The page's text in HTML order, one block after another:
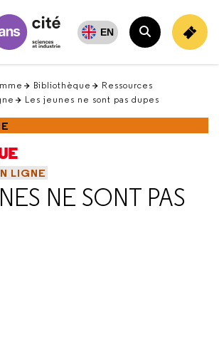
EN
Rechercher
Bibliothèque
Ressources
Les jeunes ne sont pas dupes
LIGNE
NE SONT PAS